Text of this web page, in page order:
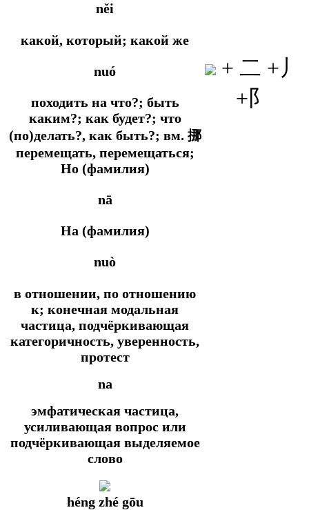
něi
какой, который; какой же
nuó
походить на что?; быть
каким?; как будет?; что
(по)делать?, как быть?; вм. 挪
перемещать, перемещаться;
Но (фамилия)
nā
На (фамилия)
nuò
в отношении, по отношению
к; конечная модальная
частица, подчёркивающая
категоричность, уверенность,
протест
na
эмфатическая частица,
усиливающая вопрос или
подчёркивающая выделяемое
слово
+ 二 +丿
+阝
héng zhé gōu